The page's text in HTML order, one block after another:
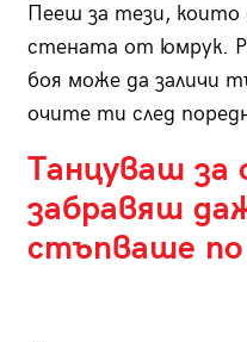
Пееш за тези, които
стената от юмрук.
боя може да заличи
очите ти след
Танцуваш за
забравяш
стъпваше